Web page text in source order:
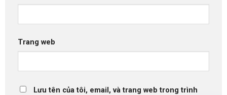
Trang web
Lưu tên của tôi, email, và trang web trong trình